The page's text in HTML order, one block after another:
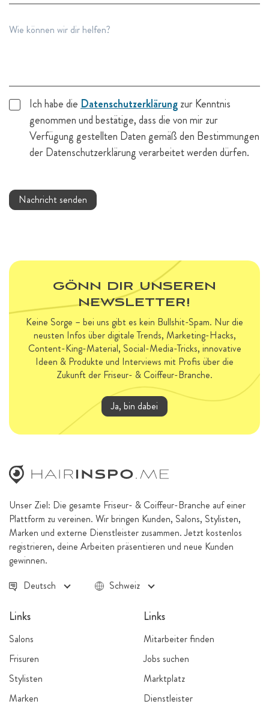
Ich habe die Datenschutzerklärungzur Kenntnis
genommen und bestätige, dass die von mir zur
Verfügung gestellten Daten gemäß den Bestimmungen
der Datenschutzerklärung verarbeitet werden dürfen.
Nachricht senden
GÖNN DIR UNSEREN
NEWSLETTER!
Keine Sorge – bei uns gibt es kein Bullshit-Spam. Nur die
neusten Infos über digitale Trends, Marketing-Hacks,
Content-King-Material, Social-Media-Tricks, innovative
Ideen & Produkte und Interviews mit Profis über die
Zukunft der Friseur- & Coiffeur-Branche.
Ja, bin dabei
Unser Ziel: Die gesamte Friseur- & Coiffeur-Branche auf einer
Plattform zu vereinen. Wir bringen Kunden, Salons, Stylisten,
Marken und externe Dienstleister zusammen. Jetzt kostenlos
registrieren, deine Arbeiten präsentieren und neue Kunden
gewinnen.
Deutsch
Schweiz
Links
Salons
Frisuren
Stylisten
Marken
Links
Mitarbeiter finden
Jobs suchen
Marktplatz
Dienstleister